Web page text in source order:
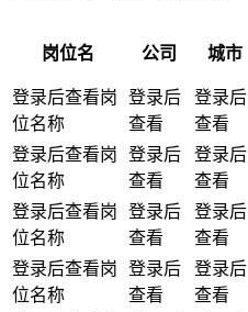
岗位名 公司 城市
登录后查看岗
位名称
登录后
查看
登录后
查看
登录后查看岗
位名称
登录后
查看
登录后
查看
登录后查看岗
位名称
登录后
查看
登录后
查看
登录后查看岗
位名称
登录后
查看
登录后
查看